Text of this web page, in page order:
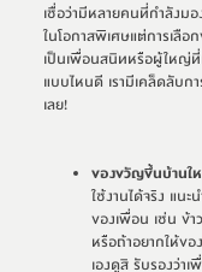
เชื่อว่ามีหลายคนที่กำลังม
ในโอกาสพิเศษแต่การเลือ
เป็นเพื่อนสนิทหรือผู้ใหญ่ที่
แบบไหนดี เรามีเคล็ดลับก
เลย!
ของขวัญขึ้นบ้านใ
ใช้งานได้จริง แน
ของเพื่อน เช่น ข้า
หรือถ้าอยากให้ข
เองดูสิ รับรองว่า